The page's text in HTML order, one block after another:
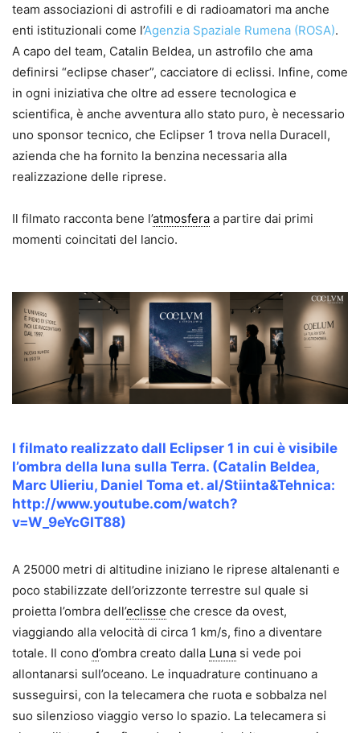
team associazioni di astrofili e di radioamatori ma anche
enti istituzionali come l’Agenzia Spaziale Rumena (ROSA).
A capo del team, Catalin Beldea, un astrofilo che ama
definirsi “eclipse chaser”, cacciatore di eclissi. Infine, come
in ogni iniziativa che oltre ad essere tecnologica e
scientifica, è anche avventura allo stato puro, è necessario
uno sponsor tecnico, che Eclipser 1 trova nella Duracell,
azienda che ha fornito la benzina necessaria alla
realizzazione delle riprese.
Il filmato racconta bene l’atmosfera a partire dai primi
momenti coincitati del lancio.
l filmato realizzato dall Eclipser 1 in cui è visibile
l’ombra della luna sulla Terra. (Catalin Beldea,
Marc Ulieriu, Daniel Toma et. al/Stiinta&Tehnica:
http://www.youtube.com/watch?
v=W_9eYcGIT88)
A 25000 metri di altitudine iniziano le riprese altalenanti e
poco stabilizzate dell’orizzonte terrestre sul quale si
proietta l’ombra dell’eclisse che cresce da ovest,
viaggiando alla velocità di circa 1 km/s, fino a diventare
totale. Il cono d’ombra creato dalla Luna si vede poi
allontanarsi sull’oceano. Le inquadrature continuano a
susseguirsi, con la telecamera che ruota e sobbalza nel
suo silenzioso viaggio verso lo spazio. La telecamera si